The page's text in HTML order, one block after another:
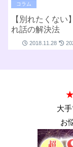
コラム
【別れたくない
れ話の解決法
2018.11.28
★
大
お